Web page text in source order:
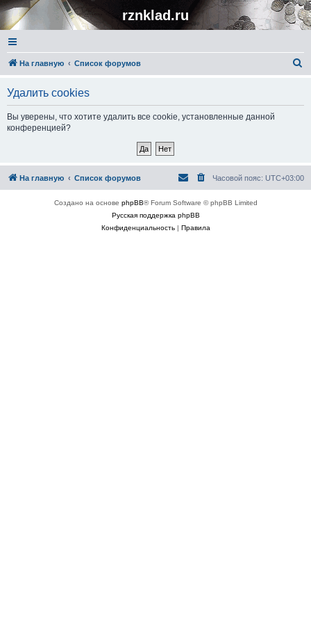
rznklad.ru
На главную Список форумов
Удалить cookies
Вы уверены, что хотите удалить все cookie, установленные данной
конференцией?
На главную Список форумов Часовой пояс: UTC+03:00
Создано на основе phpBB® Forum Software © phpBB Limited
Русская поддержка phpBB
Конфиденциальность| Правила